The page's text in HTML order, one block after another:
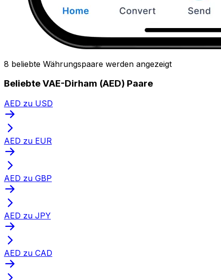
8 beliebte Währungspaare werden angezeigt
Beliebte VAE-Dirham (AED) Paare
AED zu USD
AED zu EUR
AED zu GBP
AED zu JPY
AED zu CAD